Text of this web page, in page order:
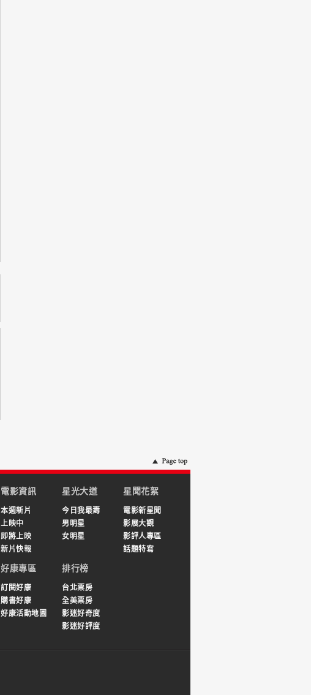
電影資訊
本週新片
上映中
即將上映
新片快報
星光大道
今日我最壽
男明星
女明星
星聞花絮
電影新星聞
影展大觀
影評人專區
話題特寫
好康專區
訂閱好康
購書好康
好康活動地圖
排行榜
台北票房
全美票房
影迷好奇度
影迷好評度